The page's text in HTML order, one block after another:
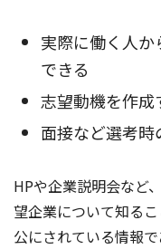
実際に働く人
できる
志望動機を作成
面接など選考時
HPや企業説明会など
望企業について知る
公にされている情報